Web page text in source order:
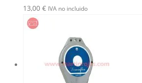
13,00 € IVA no incluido